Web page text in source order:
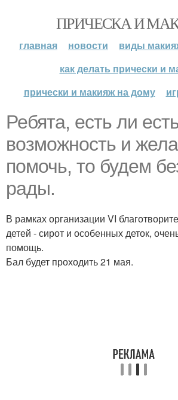
ПРИЧЕСКА И
главная новости
виды
как делать прически и
прически и макияж на дому
Ребята, есть ли
возможность и
помочь, то будем
рады.
В рамках организации VI
детей - сирот и особенных деток,
помощь.
Бал будет проходить 21 мая.